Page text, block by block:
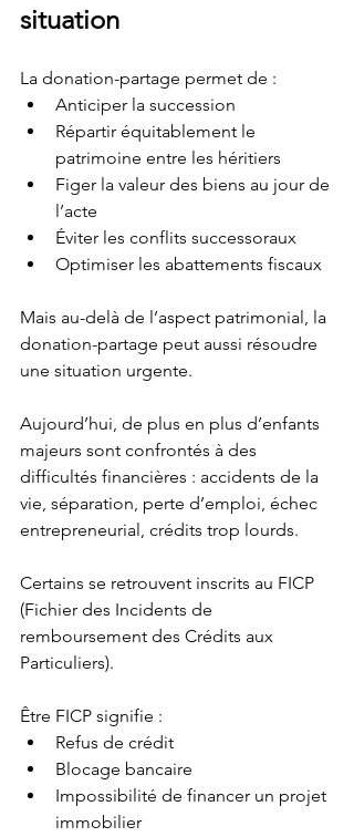
situation
La donation-partage permet de :
Anticiper la succession
Répartir équitablement le
patrimoine entre les héritiers
Figer la valeur des biens au jour de
l’acte
Éviter les conflits successoraux
Optimiser les abattements fiscaux
Mais au-delà de l’aspect patrimonial, la
donation-partage peut aussi résoudre
une situation urgente.
Aujourd’hui, de plus en plus d’enfants
majeurs sont confrontés à des
difficultés financières : accidents de la
vie, séparation, perte d’emploi, échec
entrepreneurial, crédits trop lourds.
Certains se retrouvent inscrits au FICP
(Fichier des Incidents de
remboursement des Crédits aux
Particuliers).
Être FICP signifie :
Refus de crédit
Blocage bancaire
Impossibilité de financer un projet
immobilier